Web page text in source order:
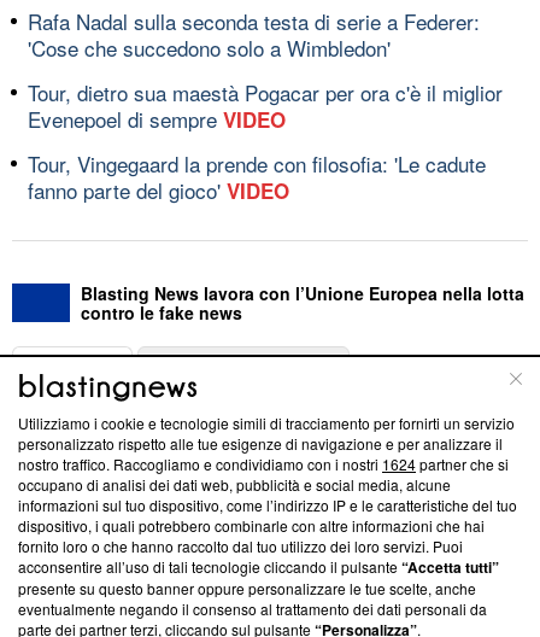
Rafa Nadal sulla seconda testa di serie a Federer:
'Cose che succedono solo a Wimbledon'
Tour, dietro sua maestà Pogacar per ora c'è il miglior
Evenepoel di sempre VIDEO
Tour, Vingegaard la prende con filosofia: 'Le cadute
fanno parte del gioco' VIDEO
Blasting News lavora con l’Unione Europea nella lotta
contro le fake news
ABOUT
Questa sezione offre informazioni trasparenti su Blasting
News, sui nostri processi editoriali e su come ci impegniamo a
creare news di qualità. Inoltre, afferma la nostra aderenza a
‘Trust Project - News with Integrity’Blasting News non è
ancora membro del programma, ma ha richiesto di farne
parte; Trust Project non ha ancora effettuato una verifica di
conformità agli standard.
Utilizziamo i cookie e tecnologie simili di tracciamento per fornirti un servizio
personalizzato rispetto alle tue esigenze di navigazione e per analizzare il
nostro traffico. Raccogliamo e condividiamo con i nostri 1624partner che si
occupano di analisi dei dati web, pubblicità e social media, alcune
informazioni sul tuo dispositivo, come l’indirizzo IP e le caratteristiche del tuo
dispositivo, i quali potrebbero combinarle con altre informazioni che hai
fornito loro o che hanno raccolto dal tuo utilizzo dei loro servizi. Puoi
acconsentire all’uso di tali tecnologie cliccando il pulsante“Accetta tutti”
presente su questo banner oppure personalizzare le tue scelte, anche
eventualmente negando il consenso al trattamento dei dati personali da
parte dei partner terzi, cliccando sul pulsante“Personalizza”.